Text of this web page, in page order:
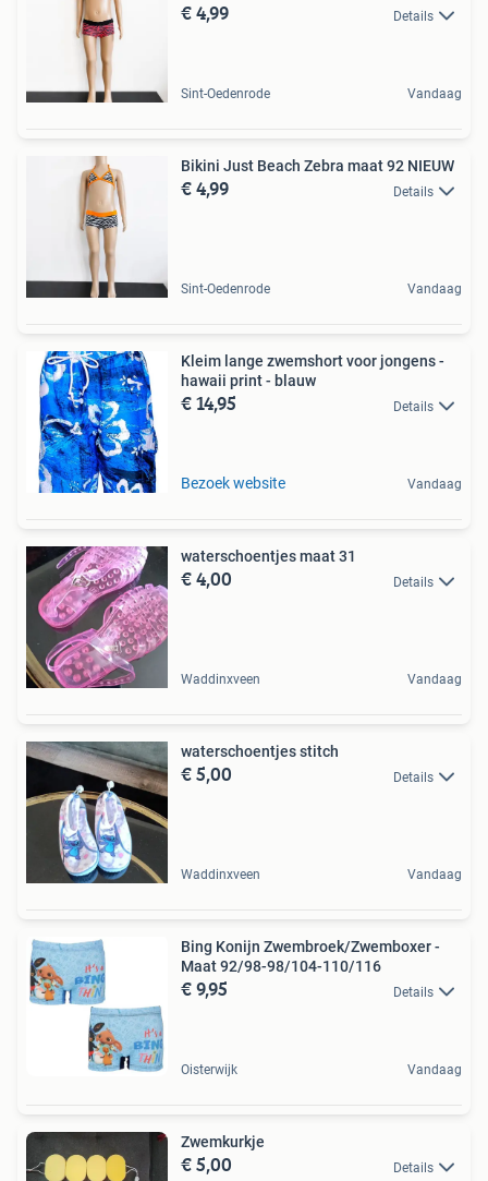
€ 4,99 Details
Sint-Oedenrode Vandaag
Bikini Just Beach Zebra maat 92 NIEUW
€ 4,99 Details
Sint-Oedenrode Vandaag
Kleim lange zwemshort voor jongens -
hawaii print - blauw
€ 14,95 Details
Bezoek website Vandaag
waterschoentjes maat 31
€ 4,00 Details
Waddinxveen Vandaag
waterschoentjes stitch
€ 5,00 Details
Waddinxveen Vandaag
Bing Konijn Zwembroek/Zwemboxer -
Maat 92/98-98/104-110/116
€ 9,95 Details
Oisterwijk Vandaag
Zwemkurkje
€ 5,00 Details